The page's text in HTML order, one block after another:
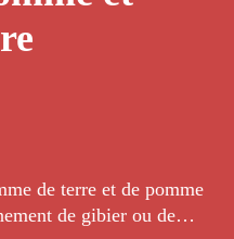
pomme
de gibier ou de